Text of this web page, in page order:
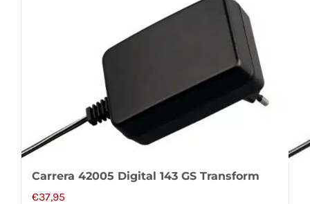
Carrera 42005 Digital 143 GS Transform
€37,95